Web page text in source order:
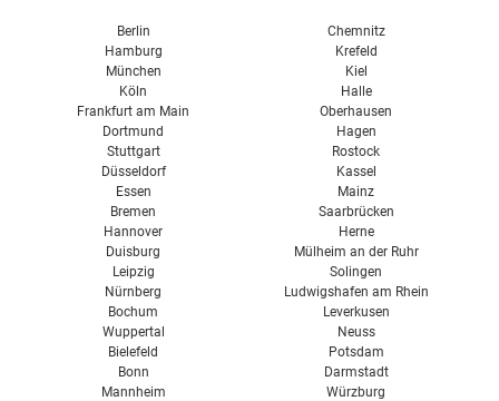
Küchenplaner von Nolte
Berlin
Hamburg
München
Köln
Frankfurt am Main
Dortmund
Stuttgart
Düsseldorf
Essen
Bremen
Hannover
Duisburg
Leipzig
Nürnberg
Bochum
Wuppertal
Bielefeld
Bonn
Mannheim
Chemnitz
Krefeld
Kiel
Halle
Oberhausen
Hagen
Rostock
Kassel
Mainz
Saarbrücken
Herne
Mülheim an der Ruhr
Solingen
Ludwigshafen am Rhein
Leverkusen
Neuss
Potsdam
Darmstadt
Würzburg